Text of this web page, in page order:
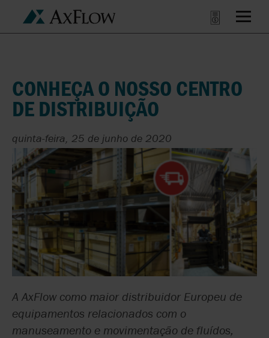
CONHEÇA O NOSSO CENTRO
DE DISTRIBUIÇÃO
quinta-feira, 25 de junho de 2020
A AxFlow como maior distribuidor Europeu de
equipamentos relacionados com o
manuseamento e movimentação de fluídos,